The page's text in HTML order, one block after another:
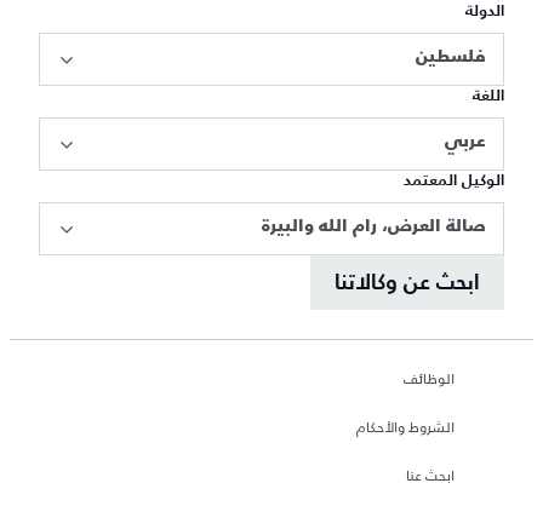
الدولة
فلسطين
اللغة
عربي
الوكيل المعتمد
صالة العرض، رام الله والبيرة
ابحث عن وكالاتنا
الوظائف
الشروط والأحكام
ابحث عنا